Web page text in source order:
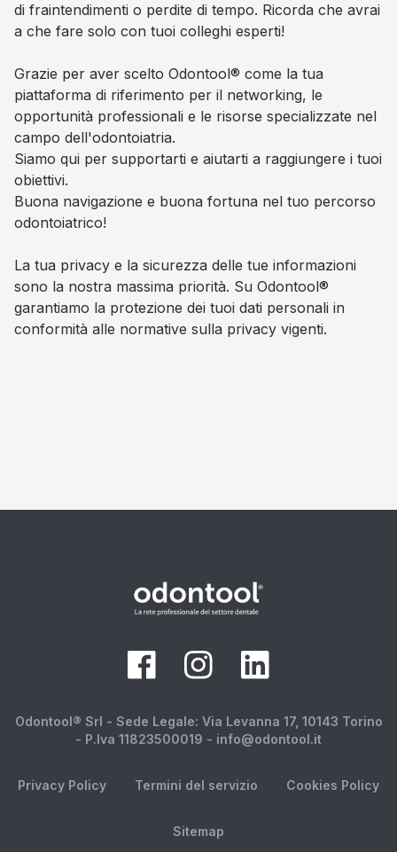
di fraintendimenti o perdite di tempo. Ricorda che avrai
a che fare solo con tuoi colleghi esperti!
Grazie per aver scelto Odontool® come la tua
piattaforma di riferimento per il networking, le
opportunità professionali e le risorse specializzate nel
campo dell'odontoiatria.
Siamo qui per supportarti e aiutarti a raggiungere i tuoi
obiettivi.
Buona navigazione e buona fortuna nel tuo percorso
odontoiatrico!
La tua privacy e la sicurezza delle tue informazioni
sono la nostra massima priorità. Su Odontool®
garantiamo la protezione dei tuoi dati personali in
conformità alle normative sulla privacy vigenti.
Odontool® Srl - Sede Legale: Via Levanna 17, 10143 Torino
- P.Iva 11823500019 - info@odontool.it
Privacy Policy Termini del servizio Cookies Policy
Sitemap